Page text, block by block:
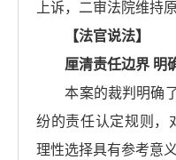
上诉，二审法院维持原
【法官说法】
厘清责任边界 明
本案的裁判明确了
纷的责任认定规则，
理性选择具有参考意义